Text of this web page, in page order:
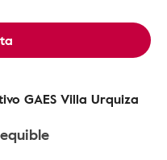
GAES Villa Urquiza